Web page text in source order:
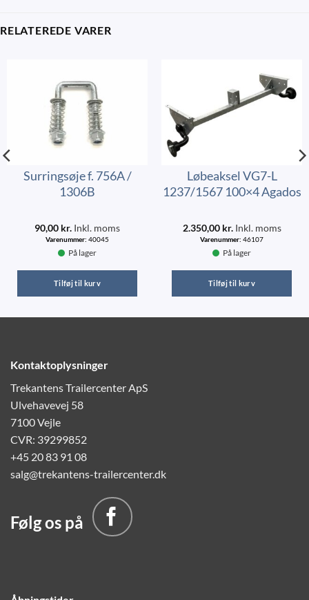
RELATEREDE VARER
Surringsøje f. 756A /
1306B
90,00 kr. Inkl. moms
Varenummer: 40045
På lager
Tilføj til kurv
Løbeaksel VG7-L
1237/1567 100×4 Agados
2.350,00 kr.Inkl. moms
Varenummer: 46107
På lager
Tilføj til kurv
Kontaktoplysninger
Trekantens Trailercenter ApS
Ulvehavevej 58
7100 Vejle
CVR: 39299852
+45 20 83 91 08
salg@trekantens-trailercenter.dk
Følg os på